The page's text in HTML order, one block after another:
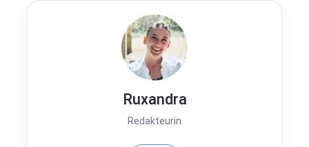
Ruxandra
Redakteurin